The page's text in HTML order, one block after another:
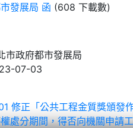
展局 函 (608 下載數)
市政府都市發展局
07-03
修正「公共工程金質獎頒
處分期間，得否向機關申請